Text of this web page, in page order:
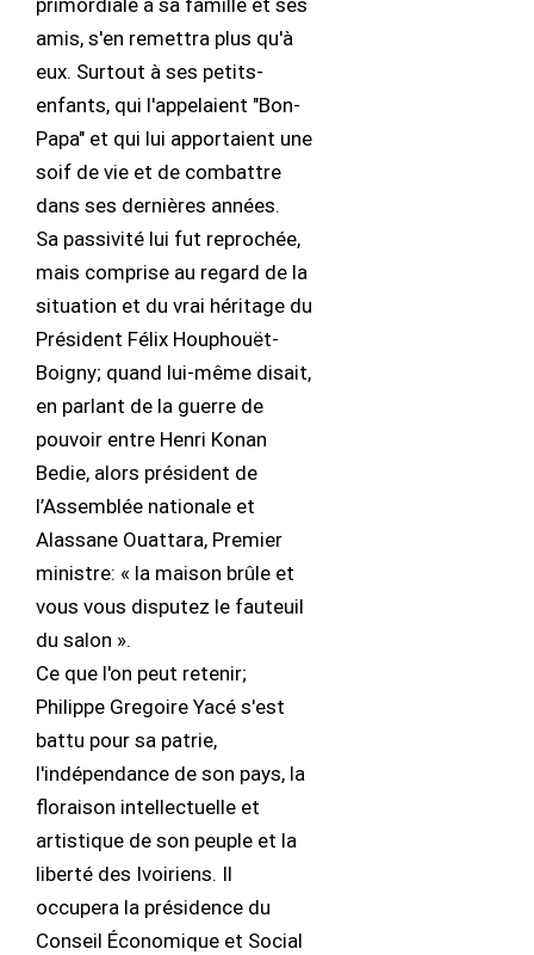
primordiale à sa famille et ses
amis, s'en remettra plus qu'à
eux. Surtout à ses petits-
enfants, qui l'appelaient "Bon-
Papa" et qui lui apportaient une
soif de vie et de combattre
dans ses dernières années.
Sa passivité lui fut reprochée,
mais comprise au regard de la
situation et du vrai héritage du
Président Félix Houphouët-
Boigny; quand lui-même disait,
en parlant de la guerre de
pouvoir entre Henri Konan
Bedie, alors président de
l’Assemblée nationale et
Alassane Ouattara, Premier
ministre: « la maison brûle et
vous vous disputez le fauteuil
du salon ».
Ce que l'on peut retenir;
Philippe Gregoire Yacé s'est
battu pour sa patrie,
l'indépendance de son pays, la
floraison intellectuelle et
artistique de son peuple et la
liberté des Ivoiriens. Il
occupera la présidence du
Conseil Économique et Social